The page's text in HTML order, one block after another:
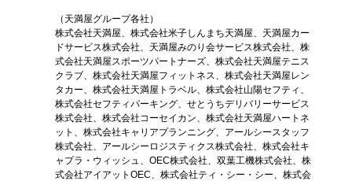
（天満屋グループ各社）
株式会社天満屋、株式会社米子しんまち天満屋、天満屋カー
ドサービス株式会社、天満屋みのり会サービス株式会社、株
式会社天満屋スポーツパートナーズ、株式会社天満屋テニス
クラブ、株式会社天満屋フィットネス、株式会社天満屋レン
タカー、株式会社天満屋トラベル、株式会社山陽セフティ、
株式会社セフティパーキング、せとうちデリバリーサービス
株式会社、株式会社コーセイカン、株式会社天満屋ハートネ
ット、株式会社キャリアプランニング、アールシースタッフ
株式会社、アールシーロジスティクス株式会社、株式会社キ
ャプラ・ウィッシュ、OEC株式会社、双葉工機株式会社、株
式会社アイアットOEC、株式会社ティ・シー・シー、株式会